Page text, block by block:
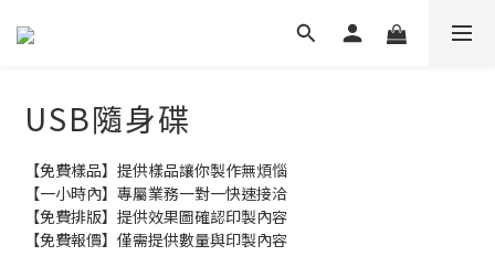
USB隨身碟
【免費樣品】提供樣品讓你製作無煩惱
【一小時內】專屬業務一對一快速接洽
【免費排版】提供效果圖確認印製內容
【免費報價】僅需提供數量與印製內容